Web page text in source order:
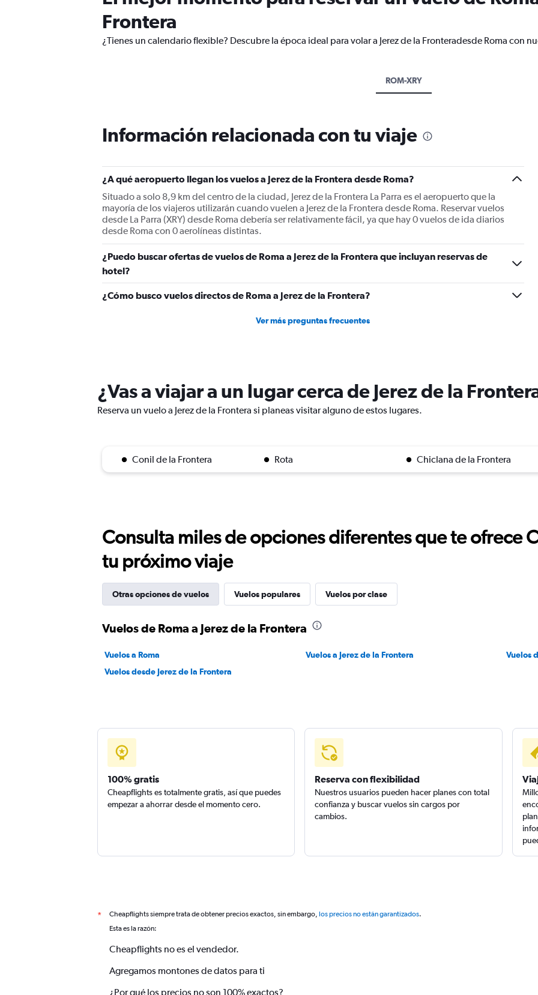
Frontera
¿Tienes un calendario flexible? Descubre la época ideal para volar a Jerez de la Fronteradesde Roma con
ROM-XRY
Información relacionada con tu viaje
¿A qué aeropuerto llegan los vuelos a Jerez de la Frontera desde Roma?
Situado a solo 8,9 km del centro de la ciudad, Jerez de la Frontera La Parra es el aeropuerto que la
mayoría de los viajeros utilizarán cuando vuelen a Jerez de la Frontera desde Roma. Reservar vuelos
desde La Parra (XRY) desde Roma debería ser relativamente fácil, ya que hay 0 vuelos de ida diarios
desde Roma con 0 aerolíneas distintas.
¿Puedo buscar ofertas de vuelos de Roma a Jerez de la Frontera que incluyan reservas de
hotel?
¿Cómo busco vuelos directos de Roma a Jerez de la Frontera?
Ver más preguntas frecuentes
¿Vas a viajar a un lugar cerca de Jerez de la
Reserva un vuelo a Jerez de la Frontera si planeas visitar alguno de estos lugares.
Conil de la Frontera Rota Chiclana de la Frontera
Consulta miles de opciones diferentes que te ofrece
tu próximo viaje
Otras opciones de vuelos Vuelos populares Vuelos por clase
Vuelos de Roma a Jerez de la Frontera
Vuelos a Roma Vuelos a Jerez de la Frontera
Vuelos
Vuelos desde Jerez de la Frontera
100% gratis
Cheapflights es totalmente gratis, así que puedes
empezar a ahorrar desde el momento cero.
Reserva con flexibilidad
Nuestros usuarios pueden hacer planes con total
confianza y buscar vuelos sin cargos por
cambios.
* Cheapflights siempre trata de obtener precios exactos, sin embargo, los precios no están garantizados.
Esta es la razón:
Cheapflights no es el vendedor.
Agregamos montones de datos para ti
¿Por qué los precios no son 100% exactos?